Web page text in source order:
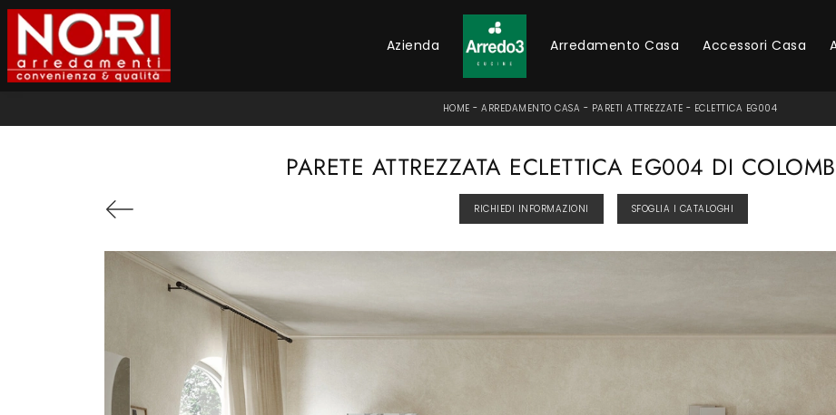
Azienda Arredamento Casa Accessori Casa
HOME -ARREDAMENTO CASA - PARETI ATTREZZATE - ECLETTICA EG004
PARETE ATTREZZATA ECLETTICA EG004 DI
RICHIEDI INFORMAZIONI SFOGLIA I CATALOGHI